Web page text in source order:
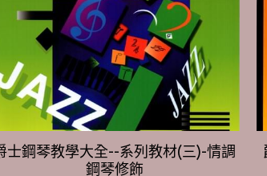
爵士鋼琴教學大全--系列教材(三)-情調
鋼琴修飾
NT$315NT$350